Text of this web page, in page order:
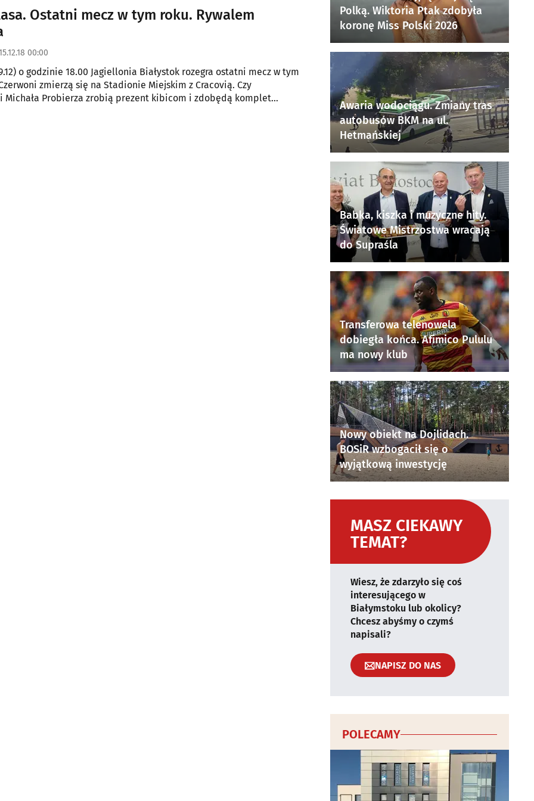
Ostatni mecz w tym roku. Rywalem
00:00
o godzinie 18.00 Jagiellonia Białystok rozegra ostatni mecz w tym
zmierzą się na Stadionie Miejskim z Cracovią. Czy
Michała Probierza zrobią prezent kibicom i zdobędą komplet
Polką. Wiktoria Ptak zdobyła
koronę Miss Polski 2026
Awaria wodociągu. Zmiany tras
autobusów BKM na ul.
Hetmańskiej
Babka, kiszka i muzyczne hity.
Światowe Mistrzostwa wracają
do Supraśla
Transferowa telenowela
dobiegła końca. Afimico Pululu
ma nowy klub
Nowy obiekt na Dojlidach.
BOSiR wzbogacił się o
wyjątkową inwestycję
MASZ CIEKAWY
TEMAT?
Wiesz, że zdarzyło się coś
interesującego w
Białymstoku lub okolicy?
Chcesz abyśmy o czymś
napisali?
NAPISZ DO NAS
POLECAMY